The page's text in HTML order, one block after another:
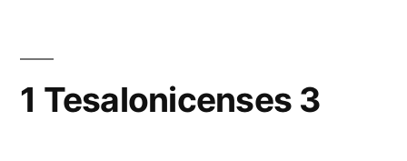
1 Tesalonicenses 3